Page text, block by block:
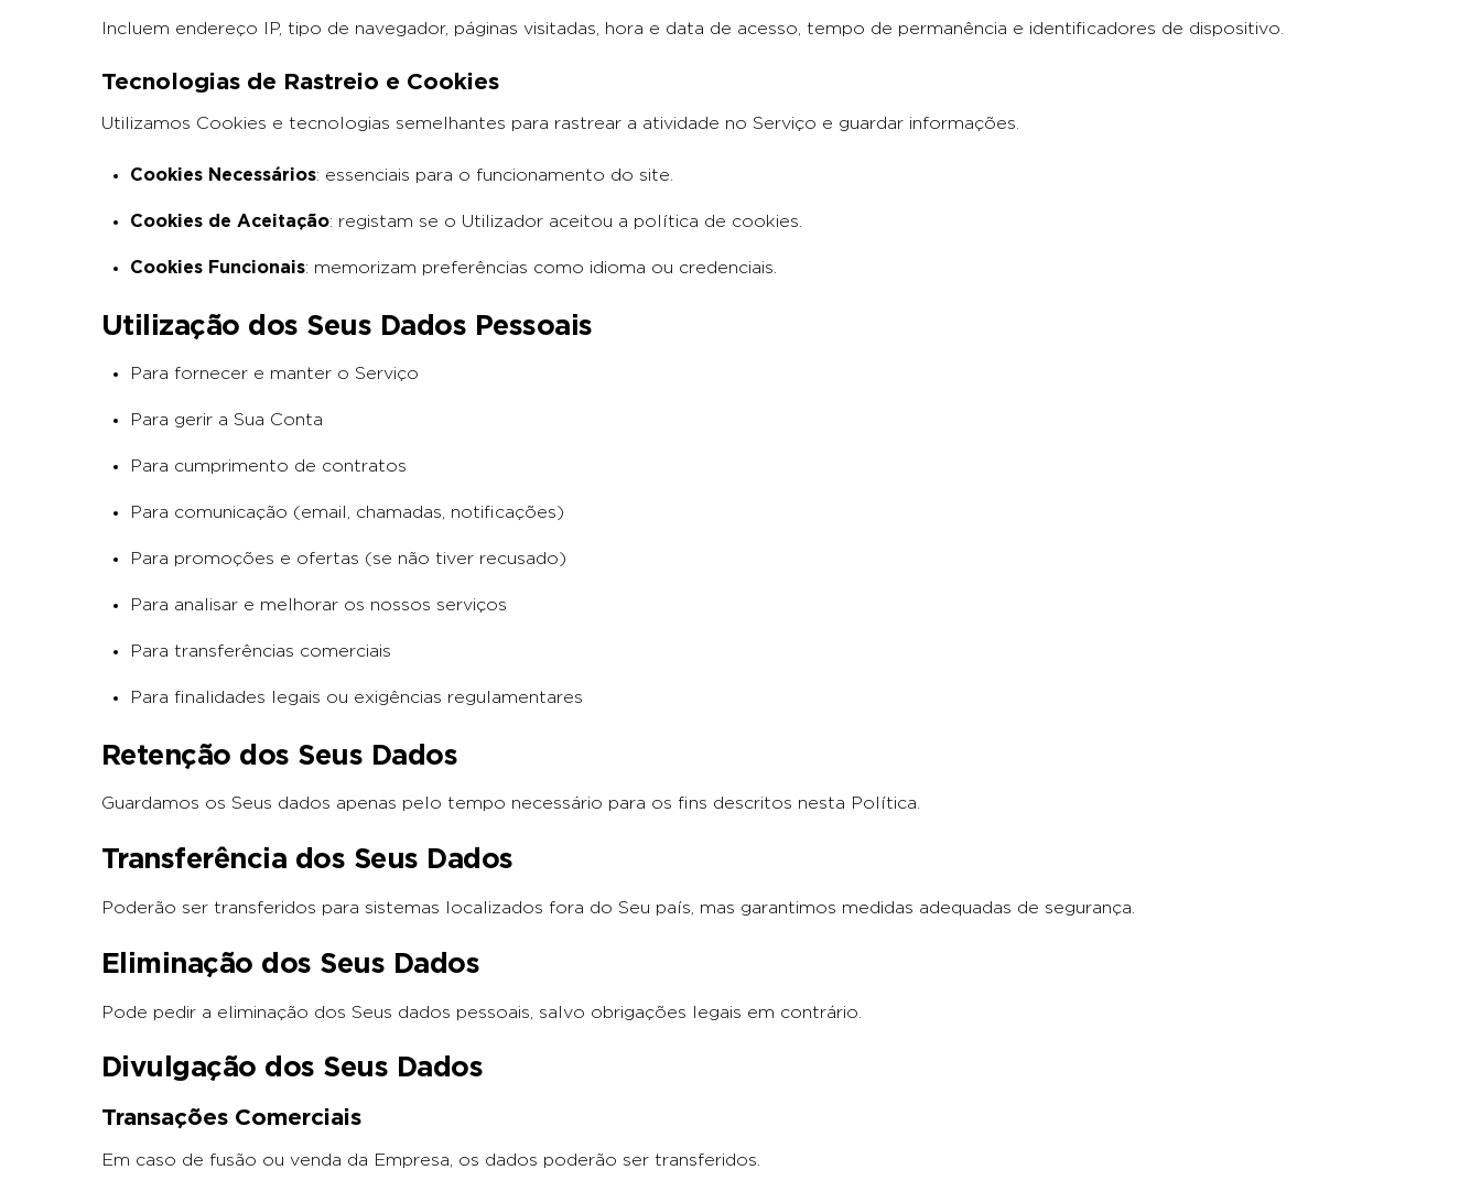
Incluem endereço IP, tipo de navegador, páginas visitadas, hora e data de acesso, tempo de permanência e identificadores de dispositivo.
Tecnologias de Rastreio e Cookies
Utilizamos Cookies e tecnologias semelhantes para rastrear a atividade no Serviço e guardar informações.
Cookies Necessários: essenciais para o funcionamento do site.
Cookies de Aceitação: registam se o Utilizador aceitou a política de cookies.
Cookies Funcionais: memorizam preferências como idioma ou credenciais.
Utilização dos Seus Dados Pessoais
Para fornecer e manter o Serviço
Para gerir a Sua Conta
Para cumprimento de contratos
Para comunicação (email, chamadas, notificações)
Para promoções e ofertas (se não tiver recusado)
Para analisar e melhorar os nossos serviços
Para transferências comerciais
Para finalidades legais ou exigências regulamentares
Retenção dos Seus Dados
Guardamos os Seus dados apenas pelo tempo necessário para os fins descritos nesta Política.
Transferência dos Seus Dados
Poderão ser transferidos para sistemas localizados fora do Seu país, mas garantimos medidas adequadas de segurança.
Eliminação dos Seus Dados
Pode pedir a eliminação dos Seus dados pessoais, salvo obrigações legais em contrário.
Divulgação dos Seus Dados
Transações Comerciais
Em caso de fusão ou venda da Empresa, os dados poderão ser transferidos.